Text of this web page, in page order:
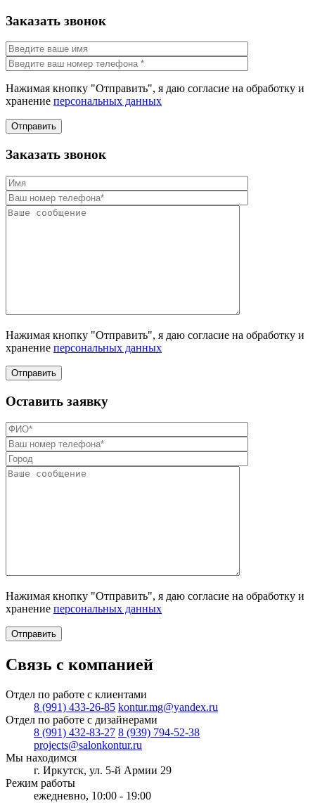
Заказать звонок
Нажимая кнопку "Отправить", я даю согласие на обработку и
хранение персональных данных
Отправить
Заказать звонок
Нажимая кнопку "Отправить", я даю согласие на обработку и
хранение персональных данных
Отправить
Оставить заявку
Нажимая кнопку "Отправить", я даю согласие на обработку и
хранение персональных данных
Отправить
Связь с компанией
Отдел по работе с клиентами
8 (991) 433-26-85 kontur.mg@yandex.ru
Отдел по работе с дизайнерами
8 (991) 432-83-27 8 (939) 794-52-38
projects@salonkontur.ru
Мы находимся
г. Иркутск, ул. 5-й Армии 29
Режим работы
ежедневно, 10:00 - 19:00